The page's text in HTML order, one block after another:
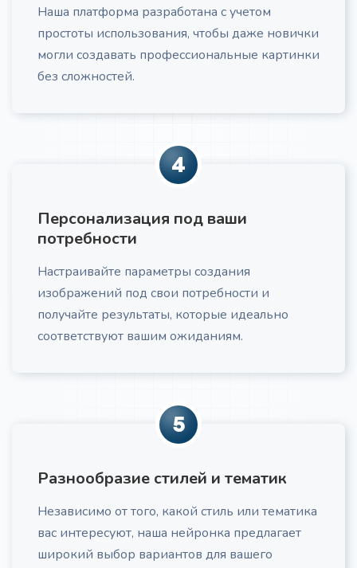
Рекламный текст по AIDA
Про
Получите рекламный текст по формуле AIDA
Холодное email-письмо
Создание холодного email: тема, персонализация,
отправке и A/B тестированию
Закрытие возражений клиентов
в возможности для углубления доверия. Получите
учетом психологии клиента и этики продаж
Структура для курса
Про
Получите детальную структуру для курса,
Наша платформа разработана с учетом
простоты использования, чтобы даже новички
могли создавать профессиональные картинки
без сложностей.
4
Персонализация под ваши
потребности
Настраивайте параметры создания
изображений под свои потребности и
получайте результаты, которые идеально
соответствуют вашим ожиданиям.
5
Разнообразие стилей и тематик
Независимо от того, какой стиль или тематика
вас интересуют, наша нейронка предлагает
широкий выбор вариантов для вашего